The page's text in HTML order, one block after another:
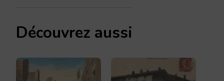
Découvrez aussi